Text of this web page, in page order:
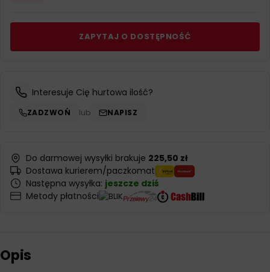
ZAPYTAJ O DOSTĘPNOŚĆ
Interesuje Cię hurtowa ilość?
ZADZWOŃ lub NAPISZ
Do darmowej wysyłki brakuje 225,50 zł
Dostawa kurierem/paczkomat
Następna wysyłka: jeszcze dziś
Metody płatności
Opis